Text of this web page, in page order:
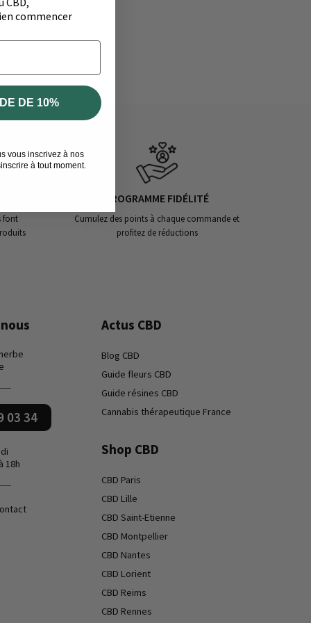
font
PROGRAMME FIDÉLITÉ
Cumulez des points à chaque commande et
profitez de réductions
03 34
18h
Actus CBD
Blog CBD
Guide fleurs CBD
Guide résines CBD
Cannabis thérapeutique France
Shop CBD
CBD Paris
CBD Lille
CBD Saint-Etienne
CBD Montpellier
CBD Nantes
CBD Lorient
CBD Reims
CBD Rennes
commencer
DE 10%
vous inscrivez à nos
à tout moment.